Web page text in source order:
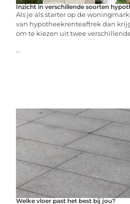
Inzicht in verschillende soorten
Als je als starter op de
van hypotheekrenteaftrek dan
om te kiezen uit twee
...
Welke vloer past het best bij jou?